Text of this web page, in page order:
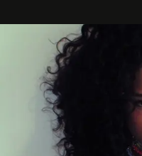
neerstrijkt in Saint-
die deze zomer de toon
zwoele nachten.